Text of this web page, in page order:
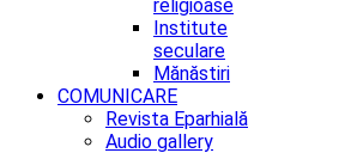
religioase
Institute
seculare
Mănăstiri
COMUNICARE
Revista Eparhială
Audio gallery